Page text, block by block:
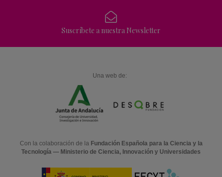
Suscríbete a nuestra Newsletter
Una web de:
Con la colaboración de la Fundación Española para la Ciencia y la
Tecnología — Ministerio de Ciencia, Innovación y Universidades